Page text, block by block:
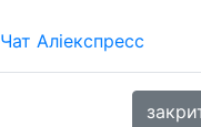
Чат Аліекспресс